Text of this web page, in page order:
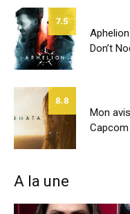
7.5
Don’t
8.8
Mon
A la une